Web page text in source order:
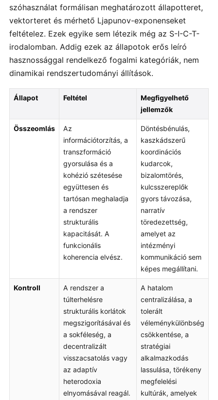
szóhasználat formálisan meghatározott állapotteret,
vektorteret és mérhető Ljapunov-exponenseket
feltételez. Ezek egyike sem létezik még az S-I-C-T-
irodalomban. Addig ezek az állapotok erős leíró
hasznossággal rendelkező fogalmi kategóriák, nem
dinamikai rendszertudományi állítások.
Állapot Feltétel
Megfigyelhető
jellemzők
Összeomlás
Az
információtorzítás, a
transzformáció
gyorsulása és a
kohézió szétesése
együttesen és
tartósan meghaladja
a rendszer
strukturális
kapacitását. A
funkcionális
koherencia elvész.
Döntésbénulás,
kaszkádszerű
koordinációs
kudarcok,
bizalomtörés,
kulcsszereplők
gyors távozása,
narratív
töredezettség,
amelyet az
intézményi
kommunikáció sem
képes megállítani.
Kontroll
A rendszer a
túlterhelésre
strukturális korlátok
megszigorításával és
a sokféleség, a
decentralizált
visszacsatolás vagy
az adaptív
heterodoxia
elnyomásával reagál.
A hatalom
centralizálása, a
tolerált
véleménykülönbség
csökkentése, a
stratégiai
alkalmazkodás
lassulása, törékeny
megfelelési
kultúrák, amelyek